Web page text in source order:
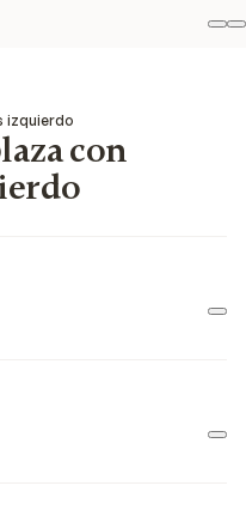
izquierdo
con